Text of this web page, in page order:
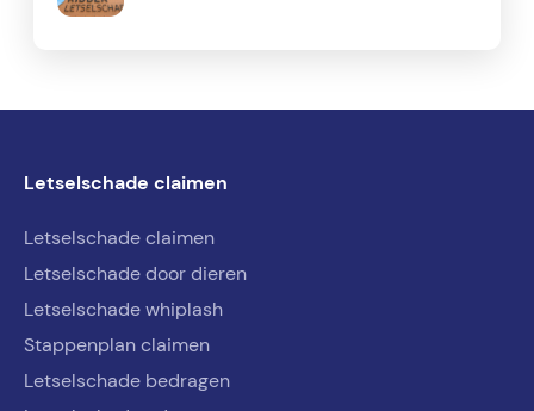
Letselschade claimen
Letselschade claimen
Letselschade door dieren
Letselschade whiplash
Stappenplan claimen
Letselschade bedragen